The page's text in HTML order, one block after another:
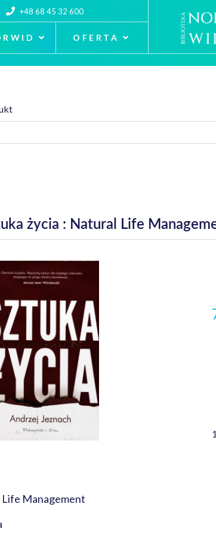
+48 68 45 32 600
OFERTA
życia : Natural Life
Life Management